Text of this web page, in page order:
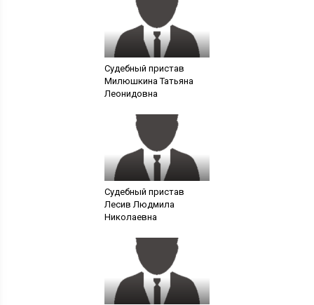
Судебный пристав
Милюшкина Татьяна
Леонидовна
Судебный пристав
Лесив Людмила
Николаевна